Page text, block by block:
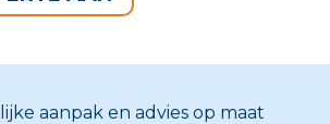
aanpak en advies op maat